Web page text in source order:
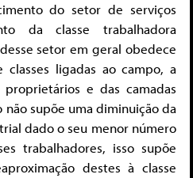
do setor de serviços
da classe trabalhadora
setor em geral obedece
ligadas ao campo, a
e das camadas
não supõe uma diminuição da
dado o seu menor número
trabalhadores, isso supõe
destes à classe